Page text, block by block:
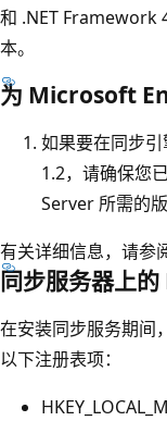
和 .NET Framework
本。
为 Microsoft
如果要在同步
1.2，请确保您
Server 所需的版
有关详细信息，请参
同步服务器上
在安装同步服务期
以下注册表项：